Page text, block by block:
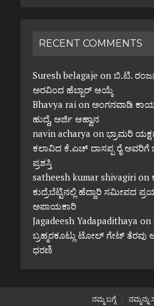
RECENT COMMENTS
Suresh belagaje on ಬಿ.ಟಿ.
ಅರವಿಂದ ಹೆಬ್ಬಾರ್ ಆಯ್ಕೆ
Bhavya raion ಅಂಗನವಾಡಿ
ಹುದ್ದೆ, ಅರ್ಜಿ ಆಹ್ವಾನ
navin acharya on ಭ್ರಾಮರಿ
ಕಲಾವಿದ ಕೆ.ಎಚ್ ದಾಸಪ್ಪ ರೈ
ಪ್ರಶಸ್ತಿ
satheesh kumar shivagirion
ಕುದ್ರೆಬೆಟ್ಟಿನಲ್ಲಿ ಹೆದ್ದಾರಿ ಸಮೀಪದ
ಅಪಾಯಕಾರಿ
Jagadeesh Yadapadithaya on
ಬ್ರಹ್ಮರಕೂಟ್ಲು ಟೋಲ್ ಗೇಟ್ ತೆರವು
ಧರಣಿ
ನಮ್ಮ ಬಗ್ಗೆ